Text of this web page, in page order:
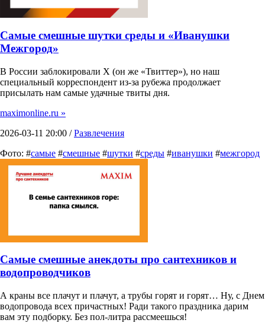
Самые смешные шутки среды и «Иванушки
Межгород»
В России заблокировали X (он же «Твиттер»), но наш
специальный корреспондент из-за рубежа продолжает
присылать нам самые удачные твиты дня.
maximonline.ru »
2026-03-11 20:00 /Развлечения
Фото: #самые #смешные #шутки #среды #иванушки #межгород
Самые смешные анекдоты про сантехников и
водопроводчиков
А краны все плачут и плачут, а трубы горят и горят… Ну, с Днем
водопровода всех причастных! Ради такого праздника дарим
вам эту подборку. Без пол-литра рассмеешься!